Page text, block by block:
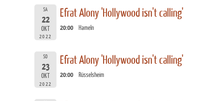
SA
22
OKT
2022
Efrat Alony 'Hollywood isn't calling'
20:00 Hameln
SO
23
OKT
2022
Efrat Alony 'Hollywood isn't calling'
20:00 Rüsselsheim